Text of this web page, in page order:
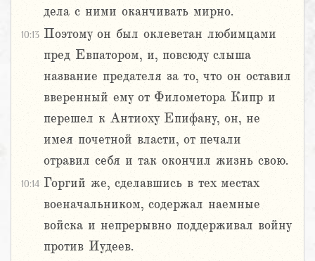
дела с ними оканчивать мирно.
10:13 Поэтому он был оклеветан любимцами
пред Евпатором, и, повсюду слыша
название предателя за то, что он оставил
вверенный ему от Филометора Кипр и
перешел к Антиоху Епифану, он, не
имея почетной власти, от печали
отравил себя и так окончил жизнь свою.
10:14 Горгий же, сделавшись в тех местах
военачальником, содержал наемные
войска и непрерывно поддерживал войну
против Иудеев.